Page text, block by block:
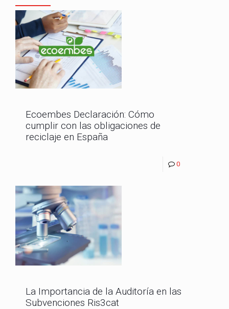
Ecoembes Declaración: Cómo
cumplir con las obligaciones de
reciclaje en España
0
La Importancia de la Auditoría en las
Subvenciones Ris3cat